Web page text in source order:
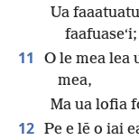
Ua
faafuaseʻi;
11
O le mea lea
mea,
Ma ua lofia
12 Pe e lē o iai